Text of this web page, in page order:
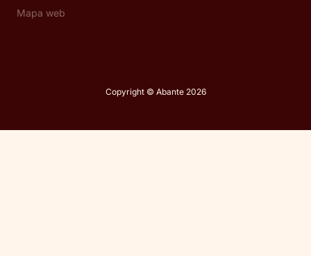
Mapa web
Copyright © Abante 2026